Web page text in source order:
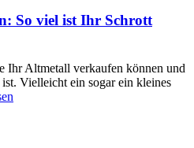
So viel ist Ihr Schrott
Ihr Altmetall verkaufen können und
Vielleicht ein sogar ein kleines